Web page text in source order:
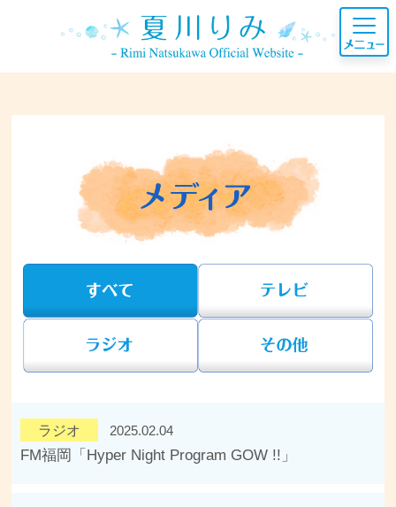
ラジオ 2025.02.04
FM福岡「Hyper Night Program GOW !!」